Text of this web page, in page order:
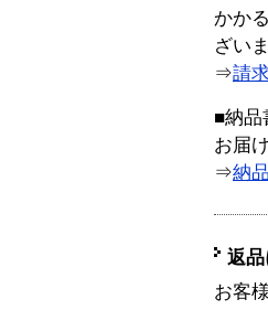
かか
ざい
⇒請
■納品
お届
⇒納
返
お客